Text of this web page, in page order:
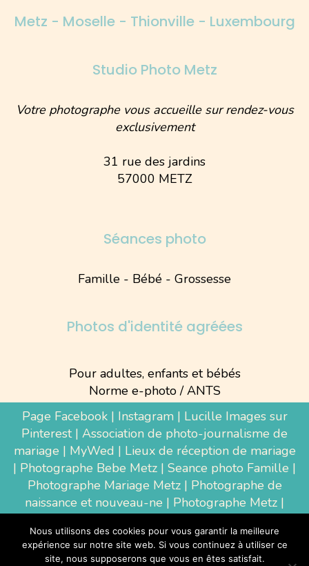
Metz - Moselle - Thionville - Luxembourg
Studio Photo Metz
Votre photographe vous accueille sur rendez-vous
exclusivement
31 rue des jardins
57000 METZ
Séances photo
Famille - Bébé - Grossesse
Photos d'identité agréées
Pour adultes, enfants et bébés
Norme e-photo / ANTS
Page Facebook| Instagram| Lucille Images sur
Pinterest| Association de photo-journalisme de
mariage | MyWed | Lieux de réception de mariage
| Photographe Bebe Metz | Seance photo Famille |
Photographe Mariage Metz| Photographe de
naissance et nouveau-ne | Photographe Metz |
Luxembourg|Photographe Thionville|
Photographe d'entreprise Metz
Nous utilisons des cookies pour vous garantir la meilleure
expérience sur notre site web. Si vous continuez à utiliser ce
site, nous supposerons que vous en êtes satisfait.